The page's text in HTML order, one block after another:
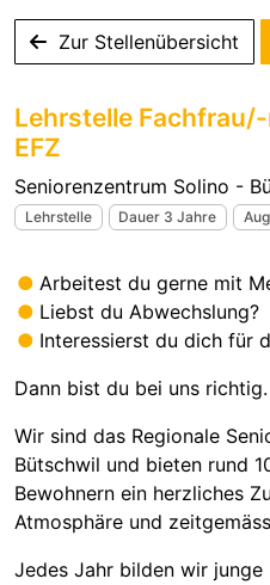
Zur Stellenübersicht
Lehrstelle
EFZ
Seniorenzentrum Solino -
Lehrstelle Dauer 3 Jahre
Arbeitest du gerne mit
Liebst du Abwechslung?
Interessierst du dich für
Dann bist du bei uns richtig.
Wir sind das Regionale
Bütschwil und bieten rund
Bewohnern ein herzliches
Atmosphäre und
Jedes Jahr bilden wir junge